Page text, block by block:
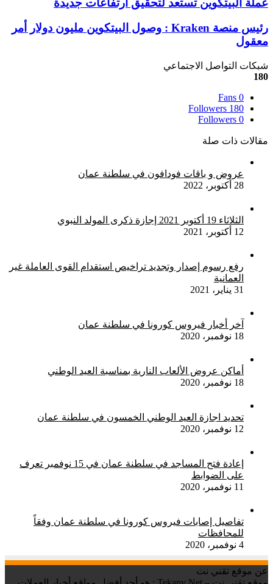
تستعد
لتحقيق
ارتفاعات
جديدة
عملة البيتكوين تستعد لتحقيق ارتفاعات جديدة
رئيس
منصة
Kraken
وصول
البيتكوين
مليون
دولار
رئيس منصة Kraken : وصول البيتكوين مليون دولار أمر
معقول
شبكات التواصل الاجتماعي
180
0
Fans
180
Followers
0
Followers
مقالات ذات صلة
عروض و باقات فودافون في سلطنة عمان
28 أكتوبر، 2022
الثلاثاء 19 أكتوبر 2021 إجازة ذكرى المولد النبوي
12 أكتوبر، 2021
رفع رسوم إصدار وتجديد تراخيص استقدام القوى العاملة غير
العمانية
31 يناير، 2021
آخر أخبار فيروس كورونا في سلطنة عمان
18 نوفمبر، 2020
أماكن عروض الألعاب النارية بمناسبة العيد الوطني
18 نوفمبر، 2020
تحديد اجازة العيد الوطني الخمسون في سلطنة عمان
12 نوفمبر، 2020
إعادة فتح المساجد في سلطنة عمان في 15 نوفمبر تعرف
على الضوابط
11 نوفمبر، 2020
تفاصيل إصابات فيروس كورونا في سلطنة عمان وفقاً
للمحافظات
4 نوفمبر، 2020
عن موقع تقني نت